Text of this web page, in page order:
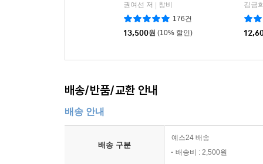
권여선 저
창비
176건
13,500원 (10% 할인)
김금
배송/반품/교환 안내
배송 안내
배송 구분
예스24 배송
배송비 : 2,500원